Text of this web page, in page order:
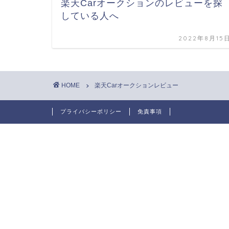
楽天Carオークションのレビューを探
している人へ
2022年8月15
HOME 楽天Carオークションレビュー
プライバシーポリシー 免責事項